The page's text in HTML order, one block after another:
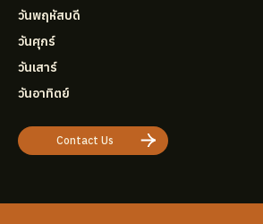
วันพฤหัสบดี
วันศุกร์
วันเสาร์
วันอาทิตย์
Contact Us